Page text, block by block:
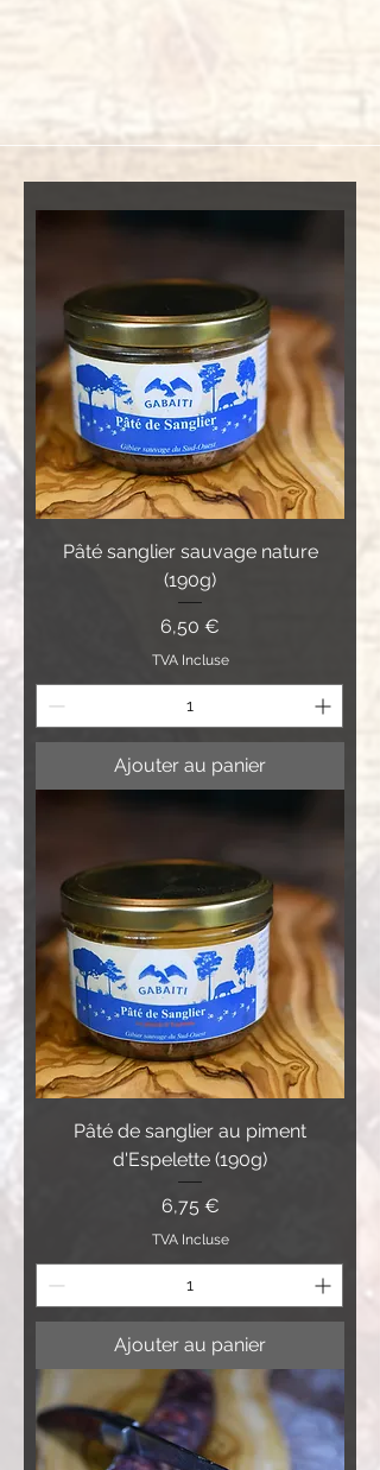
Pâté sanglier sauvage nature
(190g)
Prix
6,50 €
TVA Incluse
Ajouter au panier
Pâté de sanglier au piment
d'Espelette (190g)
Prix
6,75 €
TVA Incluse
Ajouter au panier